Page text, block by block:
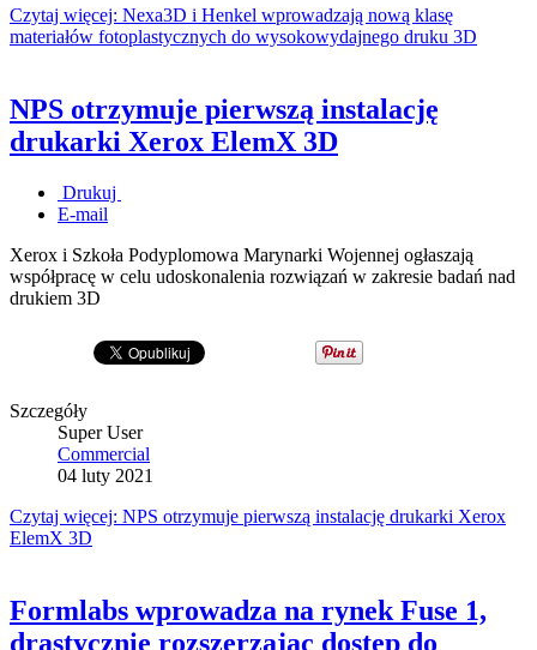
Czytaj więcej: Nexa3D i Henkel wprowadzają nową klasę
materiałów fotoplastycznych do wysokowydajnego druku 3D
NPS otrzymuje pierwszą instalację
drukarki Xerox ElemX 3D
Drukuj
E-mail
Xerox i Szkoła Podyplomowa Marynarki Wojennej ogłaszają
współpracę w celu udoskonalenia rozwiązań w zakresie badań nad
drukiem 3D
Szczegóły
Super User
Commercial
04 luty 2021
Czytaj więcej: NPS otrzymuje pierwszą instalację drukarki Xerox
ElemX 3D
Formlabs wprowadza na rynek Fuse 1,
drastycznie rozszerzając dostęp do